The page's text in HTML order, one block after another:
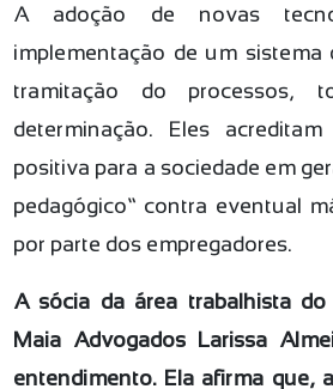
A adoção de novas
implementação de um sistema
tramitação do processos,
determinação. Eles
positiva para a sociedade em
pedagógico” contra eventual
por parte dos empregadores.
A sócia da área trabalhista do
Maia Advogados Larissa
entendimento. Ela afirma que,